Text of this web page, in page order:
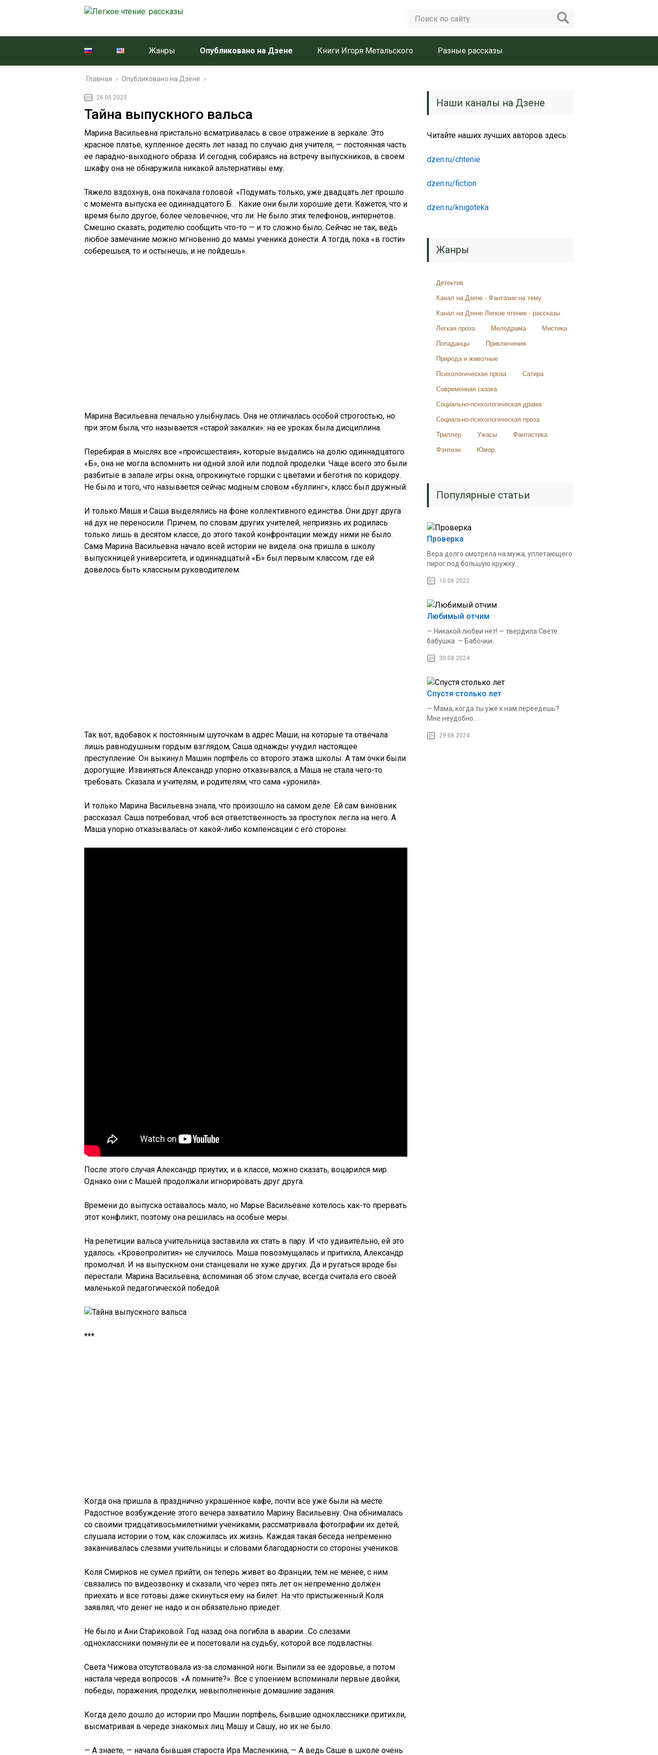
Жанры Опубликовано на Дзене Книги Игоря Метальского Разные рассказы
Главная › Опубликовано на Дзене ›
26.05.2023
Тайна выпускного вальса
Марина Васильевна пристально всматривалась в свое отражение в зеркале. Это
красное платье, купленное десять лет назад по случаю дня учителя, — постоянная часть
ее парадно-выходного образа. И сегодня, собираясь на встречу выпускников, в своем
шкафу она не обнаружила никакой альтернативы ему.
Тяжело вздохнув, она покачала головой: «Подумать только, уже двадцать лет прошло
с момента выпуска ее одиннадцатого Б… Какие они были хорошие дети. Кажется, что и
время было другое, более человечное, что ли. Не было этих телефонов, интернетов.
Смешно сказать, родителю сообщить что-то — и то сложно было. Сейчас не так, ведь
любое замечание можно мгновенно до мамы ученика донести. А тогда, пока «в гости»
соберешься, то и остынешь, и не пойдешь».
Марина Васильевна печально улыбнулась. Она не отличалась особой строгостью, но
при этом была, что называется «старой закалки»: на ее уроках была дисциплина.
Перебирая в мыслях все «происшествия», которые выдались на долю одиннадцатого
«Б», она не могла вспомнить ни одной злой или подлой проделки. Чаще всего это были
разбитые в запале игры окна, опрокинутые горшки с цветами и беготня по коридору.
Не было и того, что называется сейчас модным словом «буллинг», класс был дружный.
И только Маша и Саша выделялись на фоне коллективного единства. Они друг друга
на́ дух не переносили. Причем, по словам других учителей, неприязнь их родилась
только лишь в десятом классе, до этого такой конфронтации между ними не было.
Сама Марина Васильевна начало всей истории не видела: она пришла в школу
выпускницей университета, и одиннадцатый «Б» был первым классом, где ей
довелось быть классным руководителем.
Так вот, вдобавок к постоянным шуточкам в адрес Маши, на которые та отвечала
лишь равнодушным гордым взглядом, Саша однажды учудил настоящее
преступление. Он выкинул Машин портфель со второго этажа школы. А там очки были
дорогущие. Извиняться Александр упорно отказывался, а Маша не стала чего-то
требовать. Сказала и учителям, и родителям, что сама «уронила».
И только Марина Васильевна знала, что произошло на самом деле. Ей сам виновник
рассказал: Саша потребовал, чтоб вся ответственность за проступок легла на него. А
Маша упорно отказывалась от какой-либо компенсации с его стороны.
После этого случая Александр приутих, и в классе, можно сказать, воцарился мир.
Однако они с Машей продолжали игнорировать друг друга.
Времени до выпуска оставалось мало, но Марье Васильевне хотелось как-то прервать
этот конфликт, поэтому она решилась на особые меры.
На репетиции вальса учительница заставила их стать в пару. И что удивительно, ей это
удалось. «Кровопролития» не случилось. Маша повозмущалась и притихла, Александр
промолчал. И на выпускном они станцевали не хуже других. Да и ругаться вроде бы
перестали. Марина Васильевна, вспоминая об этом случае, всегда считала его своей
маленькой педагогической победой.
***
Когда она пришла в празднично украшенное кафе, почти все уже были на месте.
Радостное возбуждение этого вечера захватило Марину Васильевну. Она обнималась
со своими тридцативосьмилетними учениками, рассматривала фотографии их детей,
слушала истории о том, как сложилась их жизнь. Каждая такая беседа непременно
заканчивалась слезами учительницы и словами благодарности со стороны учеников.
Коля Смирнов не сумел прийти, он теперь живет во Франции, тем не менее, с ним
связались по видеозвонку и сказали, что через пять лет он непременно должен
приехать и все готовы даже скинуться ему на билет. На что пристыженный Коля
заявлял, что денег не надо и он обязательно приедет.
Не было и Ани Стариковой. Год назад она погибла в аварии…Со слезами
одноклассники помянули ее и посетовали на судьбу, которой все подвластны.
Света Чижова отсутствовала из-за сломанной ноги. Выпили за ее здоровье, а потом
настала череда вопросов: «А помните?». Все с упоением вспоминали первые двойки,
победы, поражения, проделки, невыполненные домашние задания.
Когда дело дошло до истории про Машин портфель, бывшие одноклассники притихли,
высматривая в череде знакомых лиц Машу и Сашу, но их не было.
— А знаете, — начала бывшая староста Ира Масленкина, — А ведь Саше в школе очень
Наши каналы на Дзене
Читайте наших лучших авторов здесь:
dzen.ru/chtenie
dzen.ru/fiction
dzen.ru/knigoteka
Жанры
Детектив
Канал на Дзене - Фантазии на тему
Канал на Дзене Легкое чтение - рассказы
Легкая проза Мелодрама Мистика
Попаданцы Приключения
Природа и животные
Психологическая проза Сатира
Современная сказка
Социально-психологическая драма
Социально-психологическая проза
Триллер Ужасы Фантастика
Фэнтези Юмор
Популярные статьи
Проверка
Вера долго смотрела на мужа, уплетающего
пирог под большую кружку...
10.06.2022
Любимый отчим
— Никакой любви нет! — твердила Свете
бабушка. — Бабочки...
30.08.2024
Спустя столько лет
— Мама, когда ты уже к нам переедешь?
Мне неудобно...
29.08.2024